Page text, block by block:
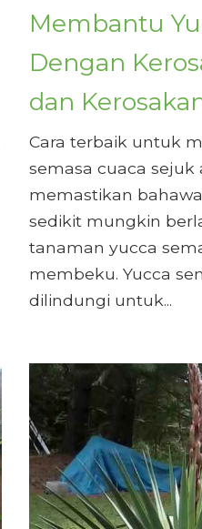
Membantu
Dengan
dan
Cara terbaik untuk
semasa cuaca
memastikan
sedikit mungkin
tanaman yucca
membeku. Yucca
dilindungi untuk...